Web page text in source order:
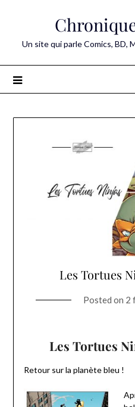
Un site qui parle Comics, BD,
Les Tortues
Posted on 2
Les Tortues
Retour sur la planète bleu !